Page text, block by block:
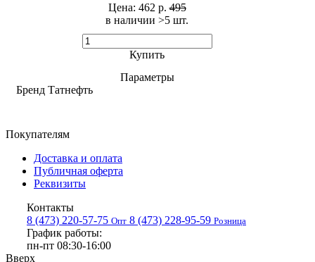
в наличии >5 шт. ​
Цена: 462 р.495
Купить
Параметры
Бренд Татнефть
Покупателям
Доставка и оплата
Публичная оферта
Реквизиты
Контакты
8 (473) 220-57-75 Опт 8 (473) 228-95-59 Розница
График работы:
пн-пт 08:30-16:00
Вверх